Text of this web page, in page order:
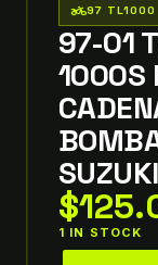
two_wheeler97 TL1000
97-01
1000S
SUZUKI
$
1 IN STOCK